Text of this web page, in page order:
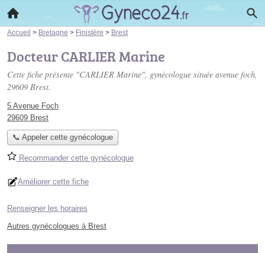
Accueil > Bretagne > Finistère > Brest
Docteur CARLIER Marine
Cette fiche présente "CARLIER Marine", gynécologue située avenue foch,
29609 Brest.
5 Avenue Foch
29609 Brest
📞 Appeler cette gynécologue
Recommander cette gynécologue
Améliorer cette fiche
Renseigner les horaires
Autres gynécologues à Brest